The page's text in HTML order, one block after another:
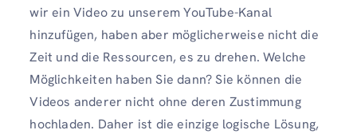
wir ein Video zu unserem YouTube-Kanal
hinzufügen, haben aber möglicherweise nicht die
Zeit und die Ressourcen, es zu drehen. Welche
Möglichkeiten haben Sie dann? Sie können die
Videos anderer nicht ohne deren Zustimmung
hochladen. Daher ist die einzige logische Lösung,